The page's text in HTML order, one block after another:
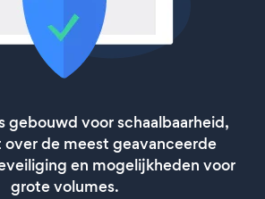
gebouwd voor schaalbaarheid,
de meest geavanceerde
en mogelijkheden voor
grote volumes.